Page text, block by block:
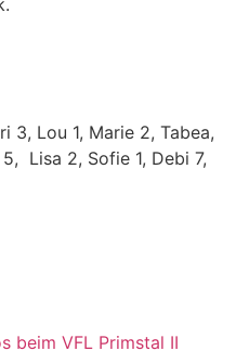
3, Lou 1, Marie 2, Tabea,
Lisa 2, Sofie 1, Debi 7,
beim VFL Primstal II